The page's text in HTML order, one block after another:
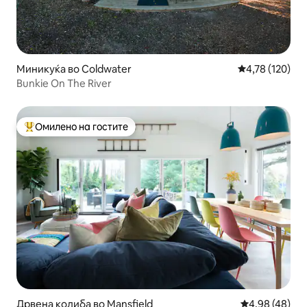
Миникуќа во Coldwater Просечна
4,78 (120)
Bunkie On The River
Меѓу најуспешните „Омилени на гостите“
Омилено на гостите
Дрвена колиба во Mansfield Просечна
4,98 (48)